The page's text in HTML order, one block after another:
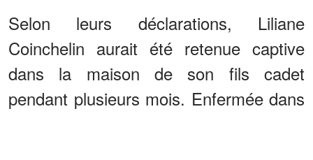
Selon leurs déclarations, Liliane
Coinchelin aurait été retenue captive
dans la maison de son fils cadet
pendant plusieurs mois. Enfermée dans